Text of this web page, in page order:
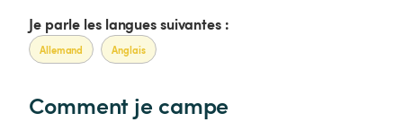
Je parle les langues suivantes :
Allemand Anglais
Comment je campe